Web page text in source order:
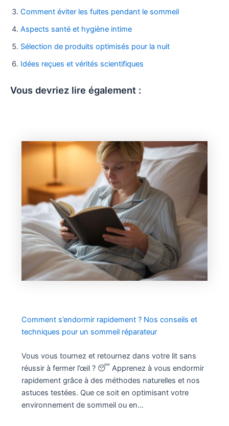
Comment éviter les fuites pendant le sommeil
Aspects santé et hygiène intime
Sélection de produits optimisés pour la nuit
Idées reçues et vérités scientifiques
Vous devriez lire également :
Comment s’endormir rapidement ? Nos conseils et
techniques pour un sommeil réparateur
Vous vous tournez et retournez dans votre lit sans
réussir à fermer l’œil ? 😴 Apprenez à vous endormir
rapidement grâce à des méthodes naturelles et nos
astuces testées. Que ce soit en optimisant votre
environnement de sommeil ou en…